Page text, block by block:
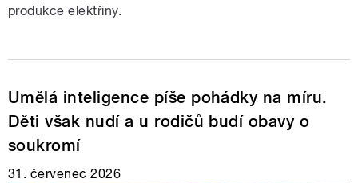
produkce elektřiny.
Umělá inteligence píše pohádky na míru.
Děti však nudí a u rodičů budí obavy o
soukromí
31. červenec 2026